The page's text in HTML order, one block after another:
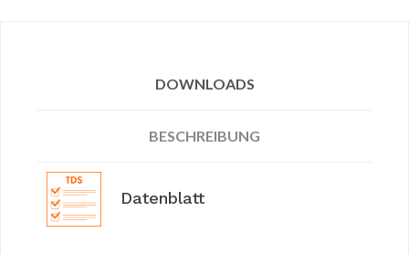
DOWNLOADS
BESCHREIBUNG
Datenblatt